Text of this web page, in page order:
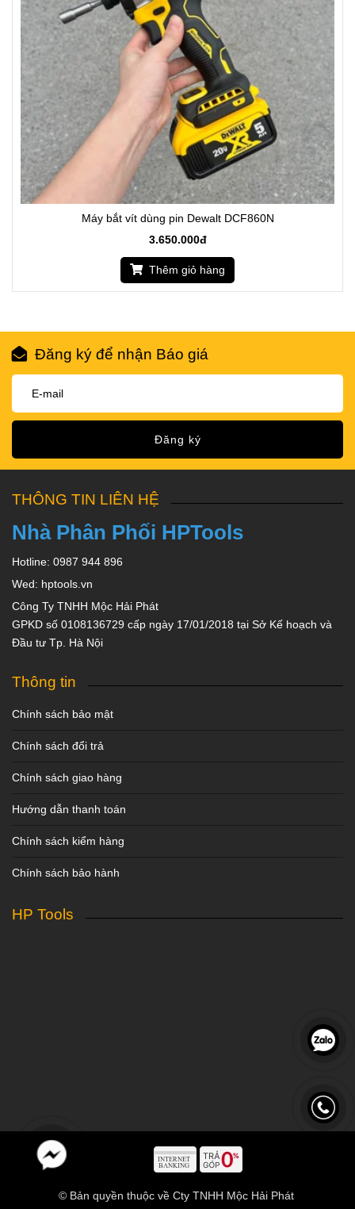
Máy bắt vít dùng pin Dewalt DCF860N
3.650.000đ
Thêm giỏ hàng
Đăng ký để nhận Báo giá
Đăng ký
THÔNG TIN LIÊN HỆ
Nhà Phân Phối HPTools
Hotline: 0987 944 896
Wed: hptools.vn
Công Ty TNHH Mộc Hải Phát
GPKD số 0108136729 cấp ngày 17/01/2018 tại Sở Kế hoạch và
Đầu tư Tp. Hà Nội
Thông tin
Chính sách bảo mật
Chính sách đổi trả
Chính sách giao hàng
Hướng dẫn thanh toán
Chính sách kiểm hàng
Chính sách bảo hành
HP Tools
© Bản quyền thuộc về Cty TNHH Mộc Hải Phát